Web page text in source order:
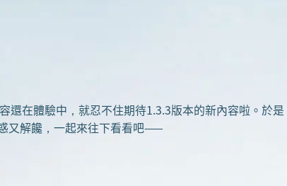
在體驗中，就忍不住期待1.3.3版本的新內容啦。於
又解饞，一起來往下看看吧——